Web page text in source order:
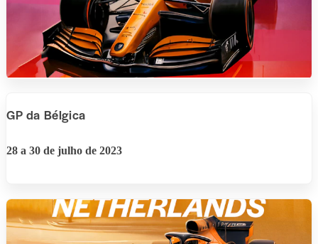
GP da Bélgica
28 a 30 de julho de 2023